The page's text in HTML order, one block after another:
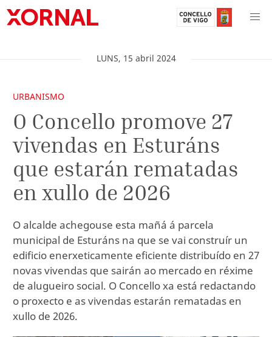
LUNS, 15 abril 2024
URBANISMO
O Concello promove 27
vivendas en Esturáns
que estarán rematadas
en xullo de 2026
O alcalde achegouse esta mañá á parcela
municipal de Esturáns na que se vai construír un
edificio enerxeticamente eficiente distribuído en 27
novas vivendas que sairán ao mercado en réxime
de alugueiro social. O Concello xa está redactando
o proxecto e as vivendas estarán rematadas en
xullo de 2026.